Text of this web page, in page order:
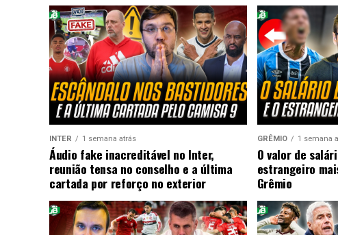
INTER 1 semana atrás
Áudio fake inacreditável no Inter,
reunião tensa no conselho e a última
cartada por reforço no exterior
GRÊMIO 1 semana
O valor de
estrangeiro
Grêmio